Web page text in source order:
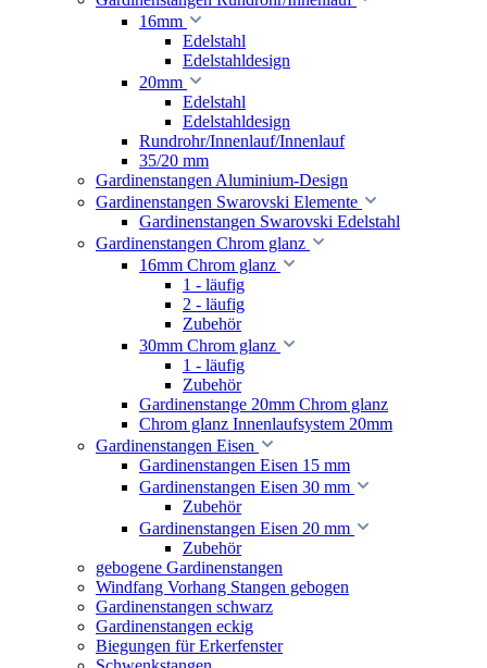
16mm
Edelstahl
Edelstahldesign
20mm
Edelstahl
Edelstahldesign
Rundrohr/Innenlauf/Innenlauf
35/20 mm
Gardinenstangen Aluminium-Design
Gardinenstangen Swarovski Elemente
Gardinenstangen Swarovski Edelstahl
Gardinenstangen Chrom glanz
16mm Chrom glanz
1 - läufig
2 - läufig
Zubehör
30mm Chrom glanz
1 - läufig
Zubehör
Gardinenstange 20mm Chrom glanz
Chrom glanz Innenlaufsystem 20mm
Gardinenstangen Eisen
Gardinenstangen Eisen 15 mm
Gardinenstangen Eisen 30 mm
Zubehör
Gardinenstangen Eisen 20 mm
Zubehör
gebogene Gardinenstangen
Windfang Vorhang Stangen gebogen
Gardinenstangen schwarz
Gardinenstangen eckig
Biegungen für Erkerfenster